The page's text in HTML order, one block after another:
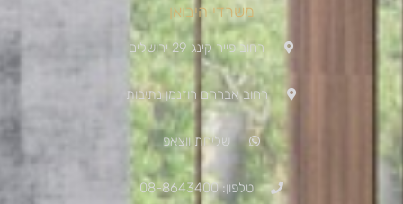
משרדי היבואן
רחוב פייר קינג 29 ירושלים
רחוב אברהם רוזנמן נתיבות
שליחת ווצאפ
טלפון: 08-8643400